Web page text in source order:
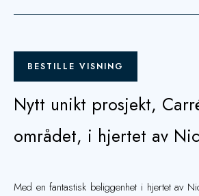
BESTILLE VISNING
Nytt unikt prosjekt,
området, i hjertet av
Med en fantastisk beliggenhet i hjertet av